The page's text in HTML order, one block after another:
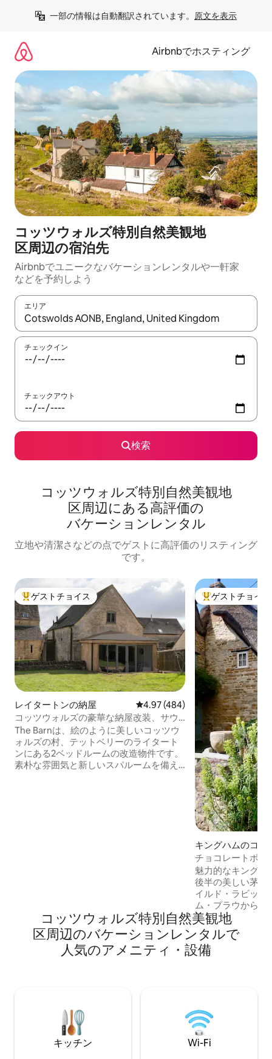
一部の情報は自動翻訳されています。 原文を表示
Airbnbでホスティング
コッツウォルズ特別自然美観地
区⁠周⁠辺⁠の宿⁠泊⁠先
Airbnbでユニークなバ⁠ケ⁠ー⁠シ⁠ョ⁠ンレ⁠ン⁠タ⁠ルや一⁠軒⁠家
な⁠ど⁠を予⁠約⁠し⁠よ⁠う
エリア
検索結果が表示されたら、上下の矢印キーを使って移動するか
チェックイン
チェックアウト
検索
コッツウォルズ特別自然美観地
区⁠周⁠辺⁠に⁠あ⁠る高⁠評⁠価⁠の
バ⁠ケ⁠ー⁠シ⁠ョ⁠ン⁠レ⁠ン⁠タ⁠ル
立地や清潔さなどの点でゲストに高評価のリスティング
です。
大好評のゲストチョイスです。
ゲストチョイス
レイタートンの納屋 レビュー484件、5つ星中4.97つ
4.97 (484)
コッツウォルズの豪華な納屋改装、サウ
ナ／スパ付き
The Barnは、絵のように美しいコッツウ
ォルズの村、テットベリーのライタート
ンにある2ベッドルームの改造物件です。
素朴な雰囲気と新しいスパルームを備え
大好評のゲスト
ゲストチョイス
キングハムのコテ
チョコレートボッ
葺きのコテージ
魅力的なキングハ
後半の美しい茅葺
イルド・ラビット
ム・プラウから徒
す。 コテージの真向かいに無料駐車場が
たくさんありま
な村のお店もあ
ージは、ハウス・
ップ、レストラン
って徒歩わずか25
コッツウォルズ特別自然美観地
区⁠周⁠辺⁠のバ⁠ケ⁠ー⁠シ⁠ョ⁠ン⁠レ⁠ン⁠タ⁠ル⁠で
人⁠気⁠のア⁠メ⁠ニ⁠テ⁠ィ⁠・⁠設⁠備
キッチン Wi-Fi